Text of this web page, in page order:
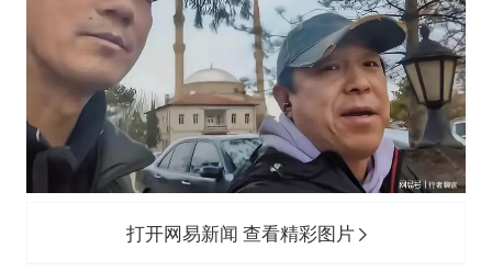
打开网易新闻 查看精彩图片